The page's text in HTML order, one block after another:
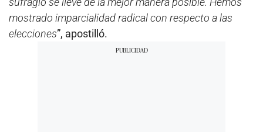
mostrado imparcialidad radical con respecto a las
elecciones”, apostilló.